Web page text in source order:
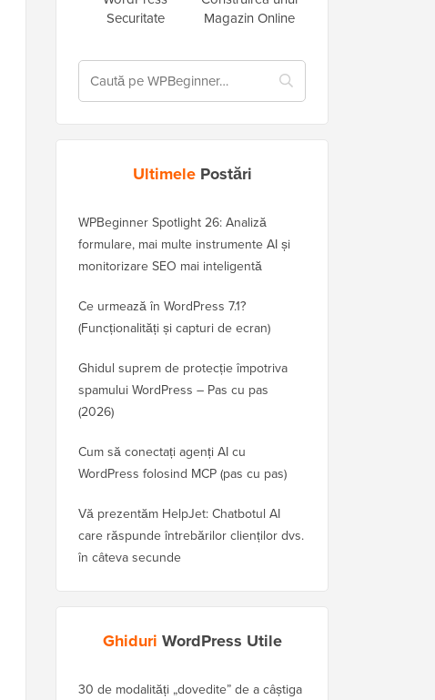
Securitate
Magazin Online
UltimelePostări
WPBeginner Spotlight 26: Analiză
formulare, mai multe instrumente AI și
monitorizare SEO mai inteligentă
Ce urmează în WordPress 7.1?
(Funcționalități și capturi de ecran)
Ghidul suprem de protecție împotriva
spamului WordPress – Pas cu pas
(2026)
Cum să conectați agenți AI cu
WordPress folosind MCP (pas cu pas)
Vă prezentăm HelpJet: Chatbotul AI
care răspunde întrebărilor clienților dvs.
în câteva secunde
Ghiduri WordPress Utile
30 de modalități „dovedite” de a câștiga